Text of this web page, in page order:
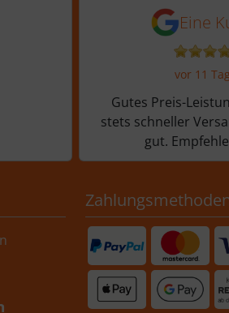
einer Kundin vor 8
5 von 5Eine
vor 11
Gutes Preis-
stets schneller
gut.